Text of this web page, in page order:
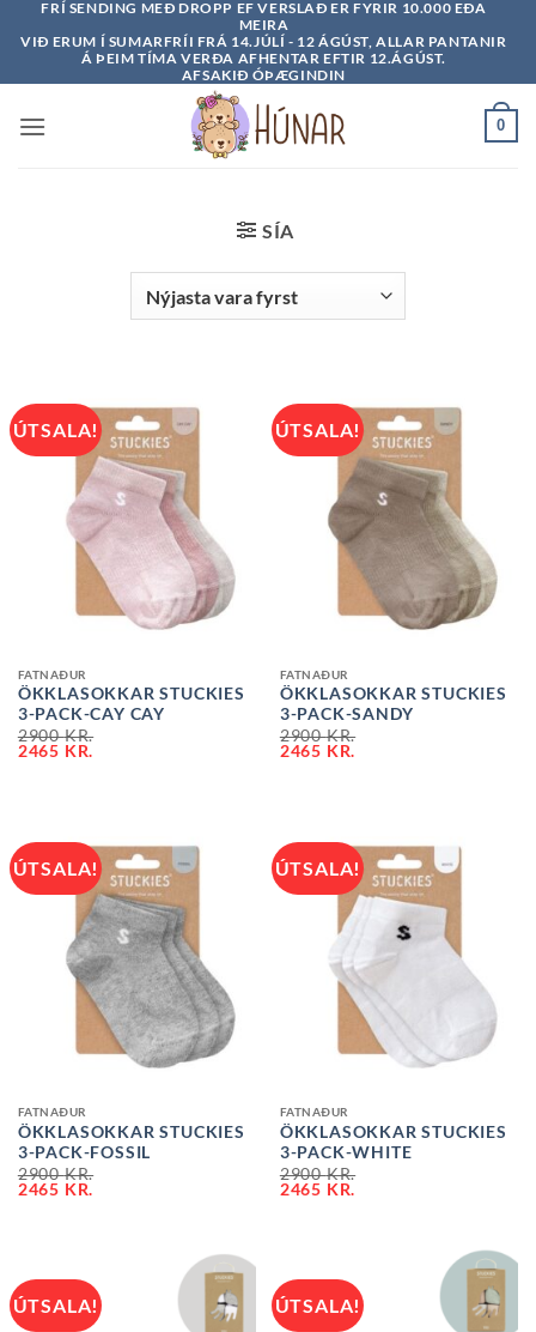
FRÍ SENDING MEÐ DROPP EF VERSLAÐ ER FYRIR 10.000 EÐA
MEIRA
VIÐ ERUM Í SUMARFRÍI FRÁ 14.JÚLÍ - 12 ÁGÚST, ALLAR PANTANIR
Á ÞEIM TÍMA VERÐA AFHENTAR EFTIR 12.ÁGÚST.
AFSAKIÐ ÓÞÆGINDIN
0
SÍA
ÚTSALA!
FATNAÐUR
ÖKKLASOKKAR STUCKIES
3-PACK-CAY CAY
2900KR.
2465 KR.
ÚTSALA!
FATNAÐUR
ÖKKLASOKKAR STUCKIES
3-PACK-SANDY
2900KR.
2465 KR.
ÚTSALA!
FATNAÐUR
ÖKKLASOKKAR STUCKIES
3-PACK-FOSSIL
2900KR.
2465 KR.
ÚTSALA!
FATNAÐUR
ÖKKLASOKKAR STUCKIES
3-PACK-WHITE
2900KR.
2465 KR.
ÚTSALA! ÚTSALA!